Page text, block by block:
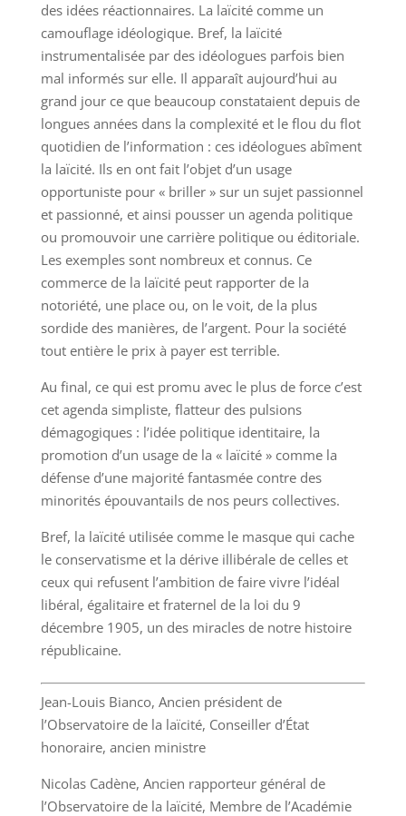
des idées réactionnaires. La laïcité comme un
camouflage idéologique. Bref, la laïcité
instrumentalisée par des idéologues parfois bien
mal informés sur elle. Il apparaît aujourd’hui au
grand jour ce que beaucoup constataient depuis de
longues années dans la complexité et le flou du flot
quotidien de l’information : ces idéologues abîment
la laïcité. Ils en ont fait l’objet d’un usage
opportuniste pour « briller » sur un sujet passionnel
et passionné, et ainsi pousser un agenda politique
ou promouvoir une carrière politique ou éditoriale.
Les exemples sont nombreux et connus. Ce
commerce de la laïcité peut rapporter de la
notoriété, une place ou, on le voit, de la plus
sordide des manières, de l’argent. Pour la société
tout entière le prix à payer est terrible.
Au final, ce qui est promu avec le plus de force c’est
cet agenda simpliste, flatteur des pulsions
démagogiques : l’idée politique identitaire, la
promotion d’un usage de la « laïcité » comme la
défense d’une majorité fantasmée contre des
minorités épouvantails de nos peurs collectives.
Bref, la laïcité utilisée comme le masque qui cache
le conservatisme et la dérive illibérale de celles et
ceux qui refusent l’ambition de faire vivre l’idéal
libéral, égalitaire et fraternel de la loi du 9
décembre 1905, un des miracles de notre histoire
républicaine.
Jean-Louis Bianco, Ancien président de
l’Observatoire de la laïcité, Conseiller d’État
honoraire, ancien ministre
Nicolas Cadène, Ancien rapporteur général de
l’Observatoire de la laïcité, Membre de l’Académie